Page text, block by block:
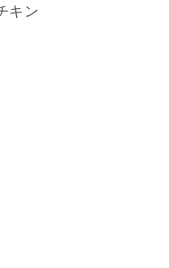
キン